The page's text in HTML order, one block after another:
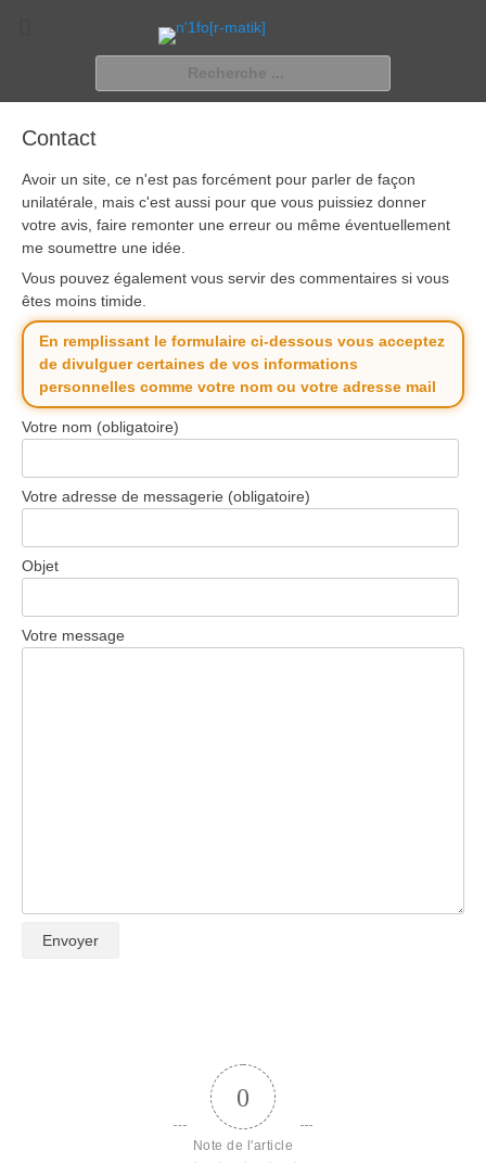
n'1fo[r-matik]
Pour les nymphos d'infos en info…
Contact
Avoir un site, ce n'est pas forcément pour parler de façon
unilatérale, mais c'est aussi pour que vous puissiez donner
votre avis, faire remonter une erreur ou même éventuellement
me soumettre une idée.
Vous pouvez également vous servir des commentaires si vous
êtes moins timide.
En remplissant le formulaire ci-dessous vous acceptez
de divulguer certaines de vos informations
personnelles comme votre nom ou votre adresse mail
Votre nom (obligatoire)
Votre adresse de messagerie (obligatoire)
Objet
Votre message
0
Note de l'article